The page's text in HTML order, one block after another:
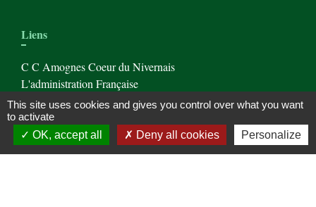
Liens
C C Amognes Coeur du Nivernais
L'administration Française
Office de Tourisme de St Saulge
Mentions légales - Politique de confidentialité -
This site uses cookies and gives you control over what you want
to activate
OK, accept all
Deny all cookies Personalize